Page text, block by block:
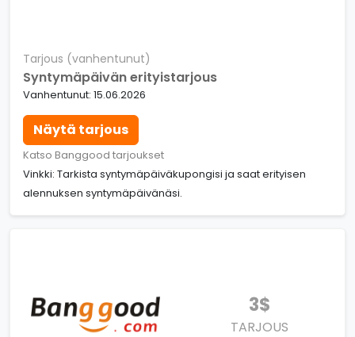
Tarjous (vanhentunut)
Syntymäpäivän erityistarjous
Vanhentunut: 15.06.2026
Näytä tarjous
Katso Banggood tarjoukset
Vinkki: Tarkista syntymäpäiväkupongisi ja saat erityisen
alennuksen syntymäpäivänäsi.
3$
TARJOUS